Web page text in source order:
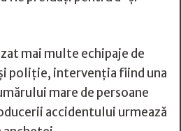
mai multe echipaje de
poliție, intervenția fiind una
mare de persoane
accidentului urmează